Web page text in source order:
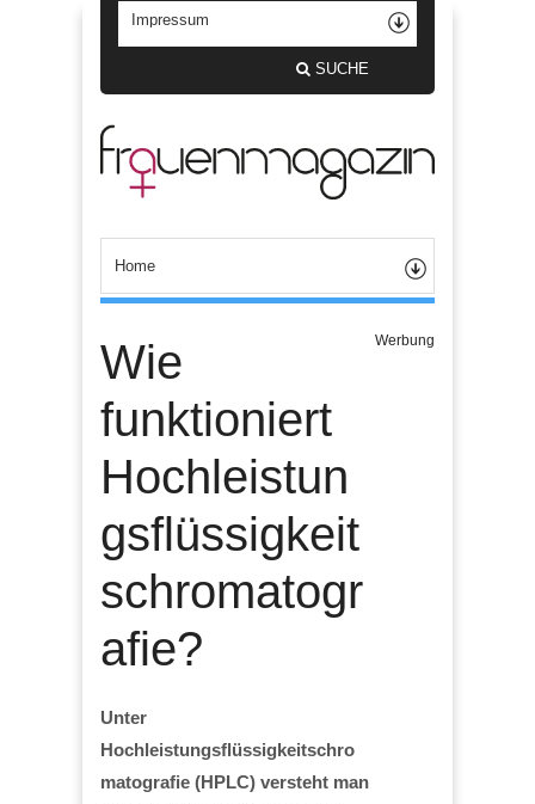
SUCHE
Wie
funktioniert
Hochleistun
gsflüssigkeit
schromatogr
afie?
Werbung
Unter
Hochleistungsflüssigkeitschro
matografie (HPLC) versteht man